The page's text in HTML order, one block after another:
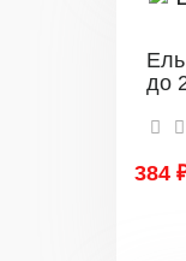
до
384